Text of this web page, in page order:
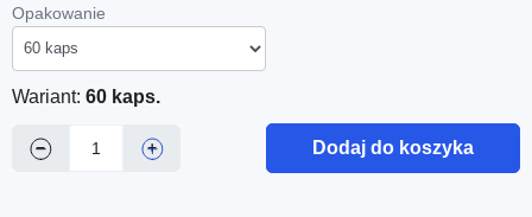
Opakowanie
Wariant: 60 kaps.
− + Dodaj do koszyka